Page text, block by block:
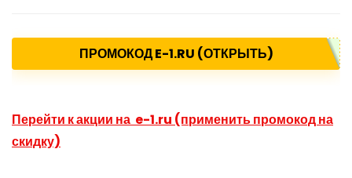
ПРОМОКОД E-1.RU (ОТКРЫТЬ)
Перейти к акции на e-1.ru (применить промокод на
скидку)